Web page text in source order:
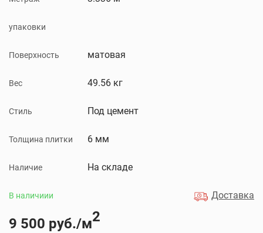
упаковки
Поверхность матовая
Вес 49.56 кг
Стиль Под цемент
Толщина плитки 6 мм
Наличие На складе
В наличиии Доставка
9 500 руб./м2